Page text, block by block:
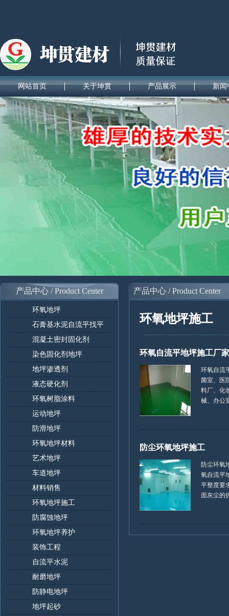
网站首页 关于坤贯 产品展示 新闻
产品中心 / Product Center
环氧地坪
石膏基水泥自流平找平
混凝土密封固化剂
染色固化剂地坪
地坪渗透剂
液态硬化剂
环氧树脂涂料
运动地坪
防滑地坪
环氧地坪材料
艺术地坪
车道地坪
材料销售
环氧地坪施工
防腐蚀地坪
环氧地坪养护
装饰工程
自流平水泥
耐磨地坪
防静电地坪
地坪起砂
产品中心 / Product Center
环氧地坪施工
环氧自流平地坪施工厂家
环氧自流
菌室、医
料厂、化
械、办公
防尘环氧地坪施工
防尘环氧
氧自流平
平整度要
面灰尘的